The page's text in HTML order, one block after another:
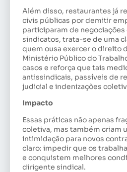
Além disso, restaurantes já
civis públicas por demitir
participaram de negociações
sindicatos, trata-se de uma
quem ousa exercer o direito
Ministério Público do
casos e reforça que tais
antissindicais, passíveis de
judicial e indenizações
Impacto
Essas práticas não apenas
coletiva, mas também criam
intimidação para novos
claro: impedir que os
e conquistem melhores
dirigente sindical.